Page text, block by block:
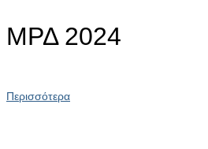
ΜΡΔ 2024
Περισσότερα